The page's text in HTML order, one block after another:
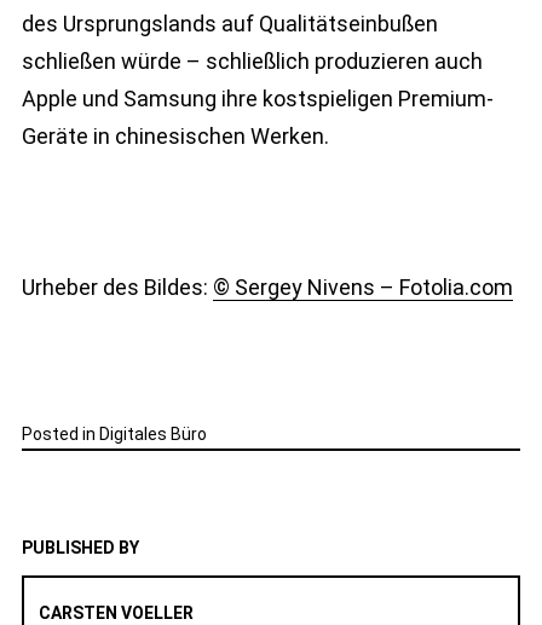
des Ursprungslands auf Qualitätseinbußen
schließen würde – schließlich produzieren auch
Apple und Samsung ihre kostspieligen Premium-
Geräte in chinesischen Werken.
Urheber des Bildes: © Sergey Nivens – Fotolia.com
Posted in Digitales Büro
PUBLISHED BY
CARSTEN VOELLER